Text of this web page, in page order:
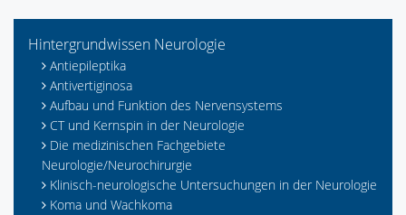
Hintergrundwissen Neurologie
Antiepileptika
Antivertiginosa
Aufbau und Funktion des Nervensystems
CT und Kernspin in der Neurologie
Die medizinischen Fachgebiete
Neurologie/Neurochirurgie
Klinisch-neurologische Untersuchungen in der Neurologie
Koma und Wachkoma